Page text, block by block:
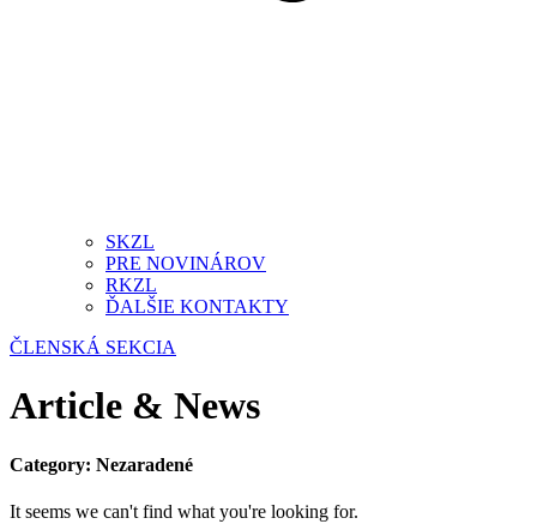
SKZL
PRE NOVINÁROV
RKZL
ĎALŠIE KONTAKTY
ČLENSKÁ SEKCIA
Article & News
Category: Nezaradené
It seems we can't find what you're looking for.